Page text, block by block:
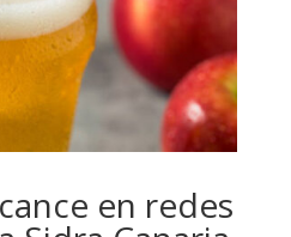
en redes